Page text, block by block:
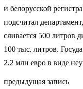
и белорусской
подсчитал
сливается 500 литров
100 тыс. литров.
2,2 млн евро в виде
предыдущая запись